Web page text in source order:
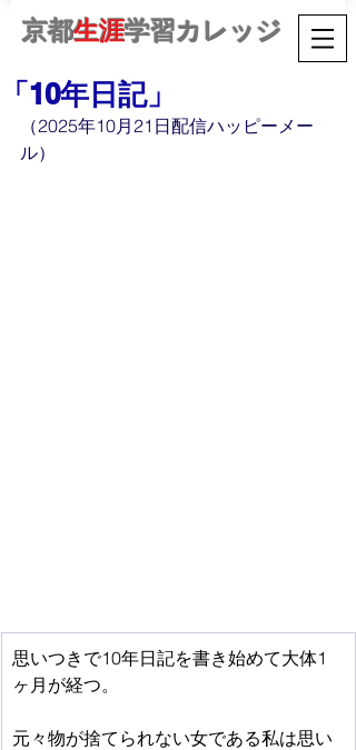
京都生涯学習カレッジ
「10年日記」
（2025年10月21日配信ハッピーメー
ル）
思いつきで10年日記を書き始めて大体1
ヶ月が経つ。
元々物が捨てられない女である私は思い